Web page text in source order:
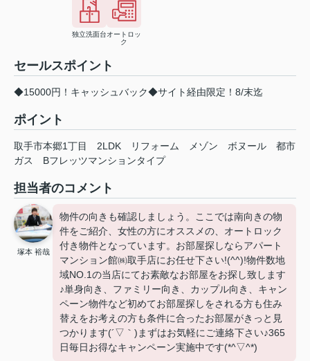
独立洗面台オートロッ
ク
セールスポイント
◆15000円！キャッシュバック◆サイト経由限定！8/末迄
ポイント
取手市本郷1丁目 2LDK リフォーム メゾン ボヌール
都市
ガス
Bフレッツマンションタイプ
担当者のコメント
塚本 裕哉
物件の向きも確認しましょう。ここでは南向きの物
件をご紹介、女性の方にオススメの、オートロック
付き物件となっています。お部屋探しならアパート
マンション館㈱取手店にお任せ下さい!(^^)!物件数地
域NO.1の当店にてお素敵なお部屋をお探し致します
♪単身向き、ファミリー向き、カップル向き、キャン
ペーン物件など初めてお部屋探しをされる方も住み
替えをお考えの方も条件に合ったお部屋がきっと見
つかります(´▽｀)まずはお気軽にご連絡下さい♪365
日毎日お得なキャンペーン実施中です(*^▽^*)